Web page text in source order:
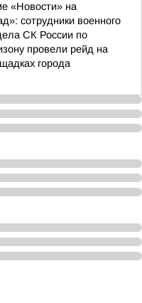
«Новости» на
сотрудники военного
СК России по
провели рейд на
города